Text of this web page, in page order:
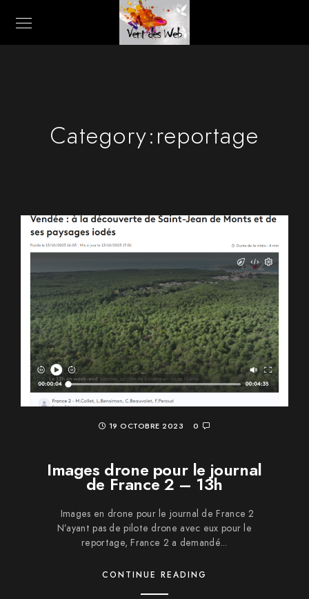
Category:reportage
19 OCTOBRE 2023 0
Images drone pour le journal
de France 2 – 13h
Images en drone pour le journal de France 2
N’ayant pas de pilote drone avec eux pour le
reportage, France 2 a demandé...
CONTINUE READING